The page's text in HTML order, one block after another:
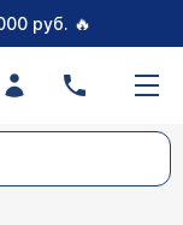
руб. 🔥